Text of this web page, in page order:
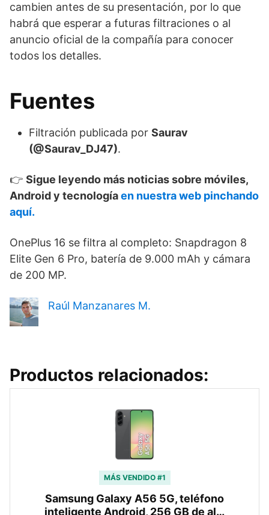
cambien antes de su presentación, por lo que
habrá que esperar a futuras filtraciones o al
anuncio oficial de la compañía para conocer
todos los detalles.
Fuentes
Filtración publicada por Saurav
(@Saurav_DJ47).
👉 Sigue leyendo más noticias sobre móviles,
Android y tecnologíaen nuestra web pinchando
aquí.
OnePlus 16 se filtra al completo: Snapdragon 8
Elite Gen 6 Pro, batería de 9.000 mAh y cámara
de 200 MP.
Raúl Manzanares M.
Productos relacionados:
MÁS VENDIDO #1
Samsung Galaxy A56 5G, teléfono
inteligente Android, 256 GB de al…